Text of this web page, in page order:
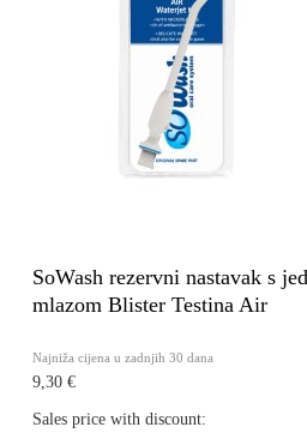
SoWash rezervni nastavak s
mlazom Blister Testina Air
Najniža cijena u zadnjih 30 dana
9,30 €
Sales price with discount: